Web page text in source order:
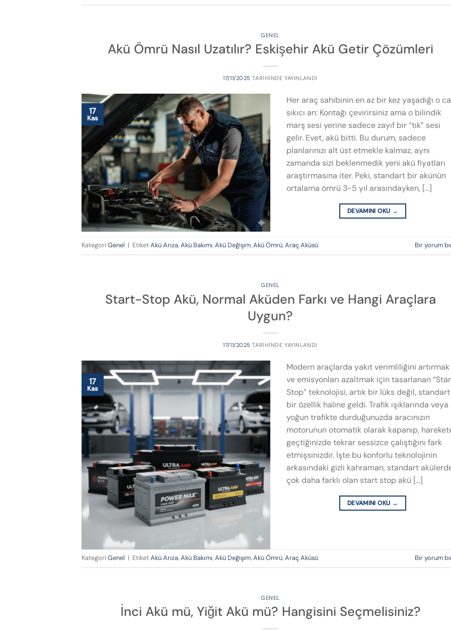
GENEL
Akü Ömrü Nasıl Uzatılır? Eskişehir Akü Getir Çözümleri
17/11/2025 TARIHINDE YAYINLANDI
17
Kas
Her araç sahibinin en az bir kez yaşadığı o
sıkıcı an: Kontağı çevirirsiniz ama o bilindik
marş sesi yerine sadece zayıf bir “tık” sesi
gelir. Evet, akü bitti. Bu durum, sadece
planlarınızı alt üst etmekle kalmaz, aynı
zamanda sizi beklenmedik yeni akü fiyatları
araştırmasına iter. Peki, standart bir akünün
ortalama ömrü 3-5 yıl arasındayken, […]
DEVAMINI OKU →
Kategori Genel | EtiketAkü Arıza,Akü Bakımı,Akü Değişim,Akü Ömrü,Araç Aküsü Bir yorum
GENEL
Start-Stop Akü, Normal Aküden Farkı ve Hangi Araçlara
Uygun?
17/11/2025 TARIHINDE YAYINLANDI
17
Kas
Modern araçlarda yakıt verimliliğini artırmak
ve emisyonları azaltmak için tasarlanan
Stop” teknolojisi, artık bir lüks değil, standart
bir özellik haline geldi. Trafik ışıklarında veya
yoğun trafikte durduğunuzda aracınızın
motorunun otomatik olarak kapanıp,
geçtiğinizde tekrar sessizce çalıştığını fark
etmişsinizdir. İşte bu konforlu teknolojinin
arkasındaki gizli kahraman, standart
çok daha farklı olan start stop akü […]
DEVAMINI OKU →
Kategori Genel | EtiketAkü Arıza,Akü Bakımı,Akü Değişim,Akü Ömrü,Araç Aküsü Bir yorum
GENEL
İnci Akü mü, Yiğit Akü mü? Hangisini Seçmelisiniz?